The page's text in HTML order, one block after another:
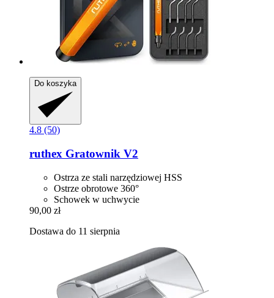
Do koszyka
4.8 (50)
ruthex Gratownik V2
Ostrza ze stali narzędziowej HSS
Ostrze obrotowe 360°
Schowek w uchwycie
90,00 zł
Dostawa do 11 sierpnia